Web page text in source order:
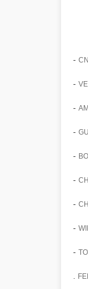
-
-
-
-
-
-
-
-
-